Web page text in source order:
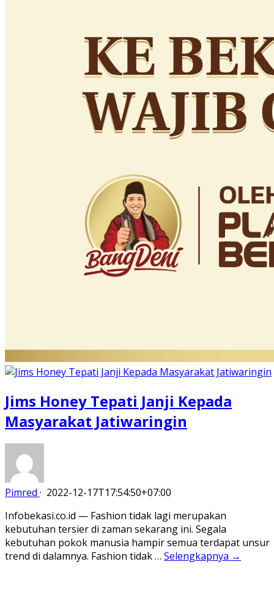
Jims Honey Tepati Janji Kepada
Masyarakat Jatiwaringin
Pimred · 2022-12-17T17:54:50+07:00
Infobekasi.co.id — Fashion tidak lagi merupakan
kebutuhan tersier di zaman sekarang ini. Segala
kebutuhan pokok manusia hampir semua terdapat unsur
trend di dalamnya. Fashion tidak … Selengkapnya →